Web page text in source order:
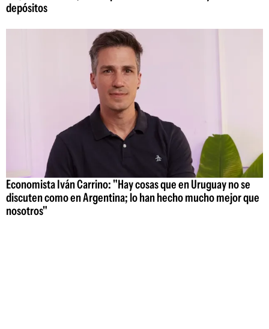
depósitos
Economista Iván Carrino: "Hay cosas que en Uruguay no se
discuten como en Argentina; lo han hecho mucho mejor que
nosotros"